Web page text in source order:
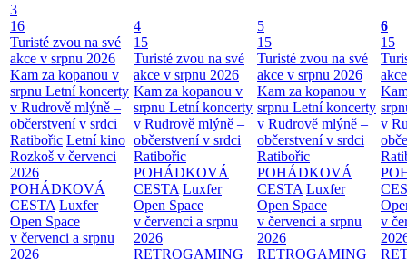
3
16
Turisté zvou na své
akce v srpnu 2026
Kam za kopanou v
srpnu Letní koncerty
v Rudrově mlýně –
občerstvení v srdci
Ratibořic Letní kino
Rozkoš v červenci
2026
POHÁDKOVÁ
CESTA Luxfer
Open Space
v červenci a srpnu
2026
4
15
Turisté zvou na své
akce v srpnu 2026
Kam za kopanou v
srpnu Letní koncerty
v Rudrově mlýně –
občerstvení v srdci
Ratibořic
POHÁDKOVÁ
CESTA Luxfer
Open Space
v červenci a srpnu
2026
RETROGAMING
5
15
Turisté zvou na své
akce v srpnu 2026
Kam za kopanou v
srpnu Letní koncerty
v Rudrově mlýně –
občerstvení v srdci
Ratibořic
POHÁDKOVÁ
CESTA Luxfer
Open Space
v červenci a srpnu
2026
RETROGAMING
6
15
v
v